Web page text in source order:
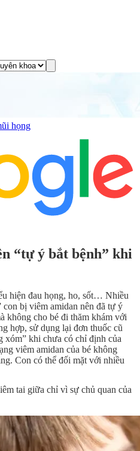
họng
“tự ý bắt bệnh” khi
hiện đau họng, ho, sốt… Nhiều
con bị viêm amidan nên đã tự ý
không cho bé đi thăm khám với
hợp, sử dụng lại đơn thuốc cũ
xóm” khi chưa có chỉ định của
viêm amidan của bé không
Con có thể đối mặt với nhiều
tai giữa chỉ vì sự chủ quan của